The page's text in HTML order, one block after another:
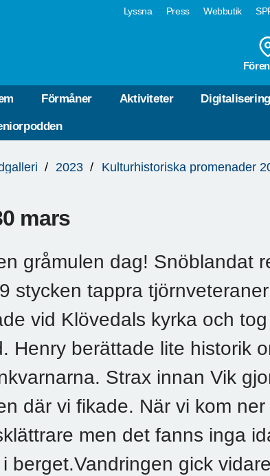
Lyssna Press Webbutik
Förmåner Aktiviteter Digitalisering
2023 Kulturhistoriska promenader
mars
gråmulen dag! Snöblandat
stycken tappra
vid Klövedals kyrka och
Henry berättade lite historik
Strax innan Vik
där vi fikade. När vi kom
men det fanns inga
berget.Vandringen gick